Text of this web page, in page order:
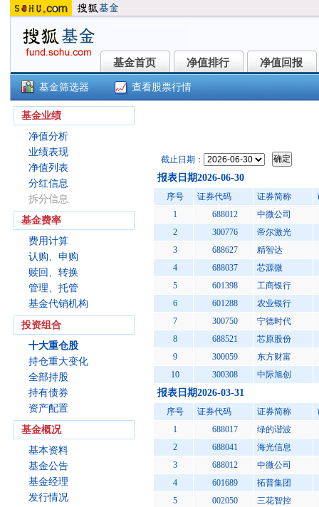
基金首页
基金首页 净值排行
净值排行 净值回报
净值回报
基金筛选器 查看股票行情
基金业绩
净值分析
业绩表现
净值列表
分红信息
拆分信息
基金费率
费用计算
认购、申购
赎回、转换
管理、托管
基金代销机构
投资组合
十大重仓股
持仓重大变化
全部持股
持有债券
资产配置
基金概况
基本资料
基金公告
基金经理
发行情况
截止日期：
报表日期2026-06-30
序号 证券代码 证券简称
1
688012
中微公司
2
300776
帝尔激光
3
688627
精智达
4
688037
芯源微
5
601398
工商银行
6
601288
农业银行
7
300750
宁德时代
8
688521
芯原股份
9
300059
东方财富
10
300308 中际旭创
报表日期2026-03-31
序号 证券代码 证券简称
1
688017
绿的谐波
2
688041
海光信息
3
688012
中微公司
4
601689
拓普集团
5
002050
三花智控